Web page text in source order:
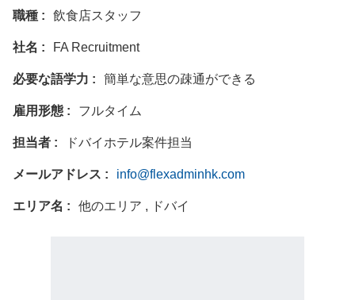
職種 飲食店スタッフ
社名 FA Recruitment
必要な語学力 簡単な意思の疎通ができる
雇用形態 フルタイム
担当者 ドバイホテル案件担当
メールアドレス info@flexadminhk.com
エリア名 他のエリア , ドバイ